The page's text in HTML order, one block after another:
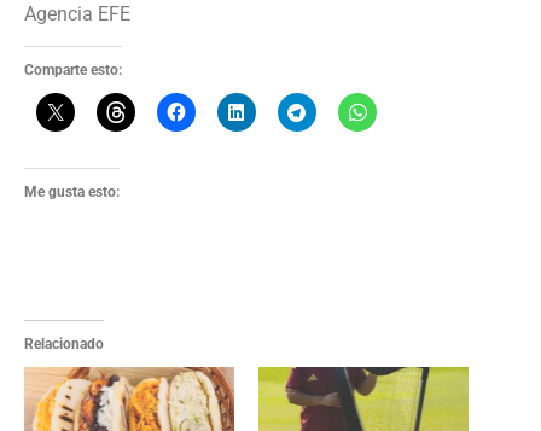
Agencia EFE
Comparte esto:
Me gusta esto:
Relacionado